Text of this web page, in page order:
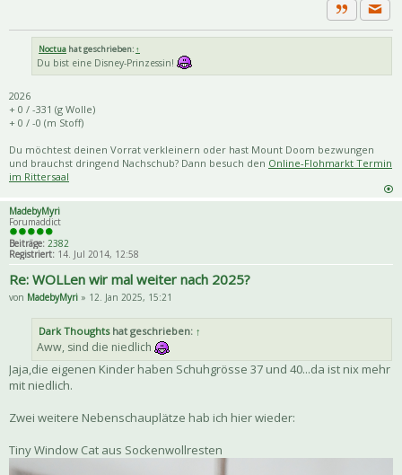
Zitat
Noctua hat geschrieben: ↑
Du bist eine Disney-Prinzessin!
2026
+ 0 / -331 (g Wolle)
+ 0 / -0 (m Stoff)
Du möchtest deinen Vorrat verkleinern oder hast Mount Doom bezwungen
und brauchst dringend Nachschub? Dann besuch den Online-Flohmarkt Termin
im Rittersaal
MadebyMyri
Forumaddict
Beiträge: 2382
Registriert: 14. Jul 2014, 12:58
Re: WOLLen wir mal weiter nach 2025?
von MadebyMyri » 12. Jan 2025, 15:21
Dark Thoughtshat geschrieben: ↑
Aww, sind die niedlich
Jaja,die eigenen Kinder haben Schuhgrösse 37 und 40...da ist nix mehr
mit niedlich.
Zwei weitere Nebenschauplätze hab ich hier wieder:
Tiny Window Cat aus Sockenwollresten